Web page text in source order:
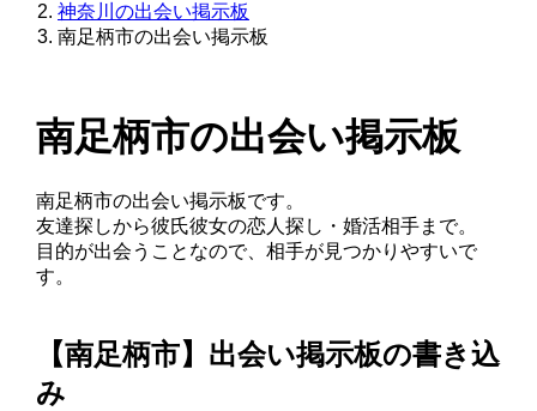
神奈川の出会い掲示板
南足柄市の出会い掲示板
南足柄市の出会い掲示板
南足柄市の出会い掲示板です。
友達探しから彼氏彼女の恋人探し・婚活相手まで。
目的が出会うことなので、相手が見つかりやすいで
す。
【南足柄市】出会い掲示板の書き込
み